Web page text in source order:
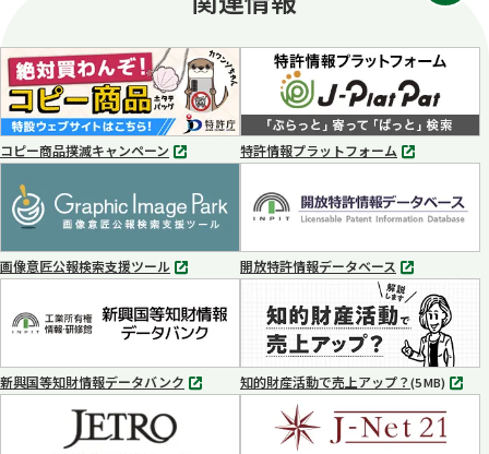
F
コピー商品撲滅キャンペーン
別
で
開
く
特許情報プラットフォーム
別
ブ
で
く
画像意匠公報検索支援ツール
別
ブ
で
く
開放特許情報データベース
別
タ
ブ
で
開
く
新興国等知財情報データバンク
別
知的財産活動で売上アップ？(5 MB) MP4